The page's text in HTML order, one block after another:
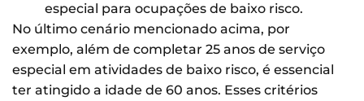
especial para ocupações de baixo risco.
No último cenário mencionado acima, por
exemplo, além de completar 25 anos de serviço
especial em atividades de baixo risco, é essencial
ter atingido a idade de 60 anos. Esses critérios